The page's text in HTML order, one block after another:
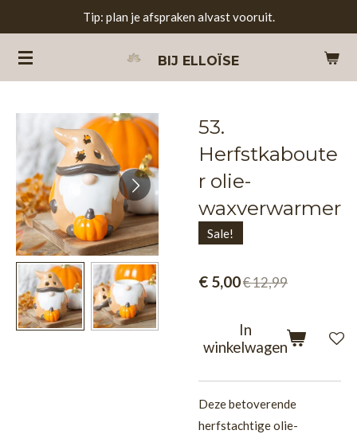
naar
de
BIJ ELLOÏSE
Tip: plan je afspraken alvast vooruit.
53.
Herfstkaboute
r olie-
waxverwarmer
Sale!
€ 5,00€ 12,99
In
winkelwagen
Deze betoverende
herfstachtige olie-